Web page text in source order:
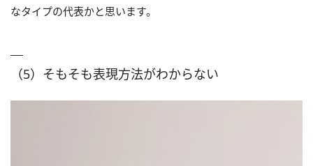
なタイプの代表かと思います。
（5）そもそも表現方法がわからない